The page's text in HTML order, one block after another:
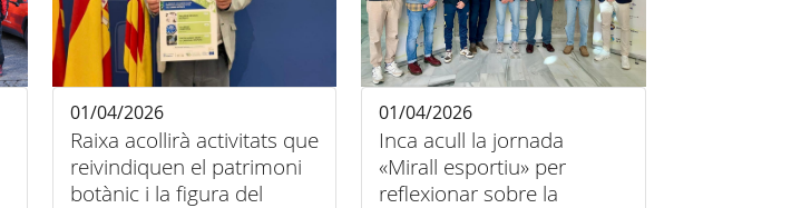
Raixa acollirà activitats que
reivindiquen el patrimoni
botànic i la figura del
01/04/2026
Inca acull la jornada
«Mirall esportiu» per
reflexionar sobre la
01/04/2026